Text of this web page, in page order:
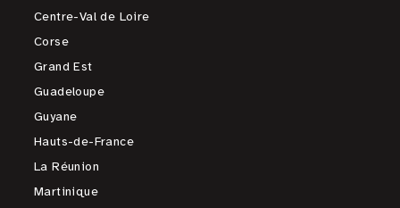
Centre-Val de Loire
Corse
Grand Est
Guadeloupe
Guyane
Hauts-de-France
La Réunion
Martinique